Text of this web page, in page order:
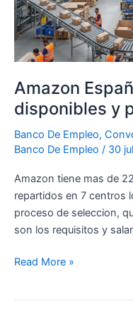
Amazon
disponibles y
Banco De Empleo,
Banco De Empleo / 30
Amazon tiene mas de
repartidos en 7 centros
proceso de seleccion,
son los requisitos y
de
selección
Read More »